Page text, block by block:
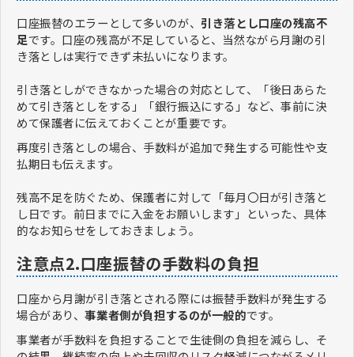
口座振替のエラーとして多いのが、 引き落とし口座の残高不
足です。口座の残高が不足していると、当然ながら月謝の引
き落としは実行できず未払いになります。
引き落としができなかった場合の対応として、「後日あらた
めて引き落としをする」「銀行振込にする」など、事前に決
めて保護者に伝えておくことが重要です。
再度引き落としの場合、手数料が追加で発生する可能性や支
払期日も伝えます。
残高不足を防ぐため、保護者に対して「毎月〇日が引き落と
し日です。前日までに入金をお願いします」といった、具体
的なお知らせをしておきましょう。
注意点2.口座振替の手数料の負担
口座から月謝が引き落とされる際には振替手数料が発生する
場合があり、事業者側が負担するのが一般的です。
事業者が手数料を負担することで生徒側の負担を減らし、そ